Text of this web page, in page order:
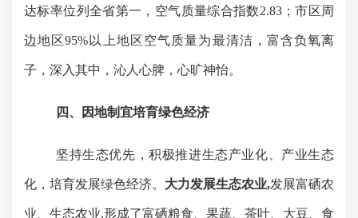
达标率位列全省第一，空气质量综合指数2.83；市区周
边地区95% 以上地区空气质量为最清洁，富含负氧离
子，深入其中， 沁人心脾，心旷神怡。
四、因地制宜培育绿色经济
坚持生态优先，积极推进生态产业化、产业生态
化，培育发展绿色经济。 大力发展生态农业,发展富硒农
业、生态农业,形成了富硒粮食、果蔬、茶叶、大豆、食